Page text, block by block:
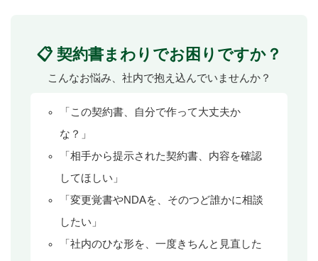
📋 契約書まわりでお困りですか？
こんなお悩み、社内で抱え込んでいませんか？
「この契約書、自分で作って大丈夫か
な？」
「相手から提示された契約書、内容を確認
してほしい」
「変更覚書やNDAを、そのつど誰かに相談
したい」
「社内のひな形を、一度きちんと見直した